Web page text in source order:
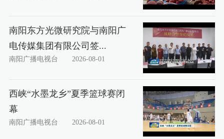
南阳东方光微研究院与南阳广
电传媒集团有限公司签...
南阳广播电视台 2026-08-01
西峡“水墨龙乡”夏季篮球赛闭
幕
南阳广播电视台 2026-08-01